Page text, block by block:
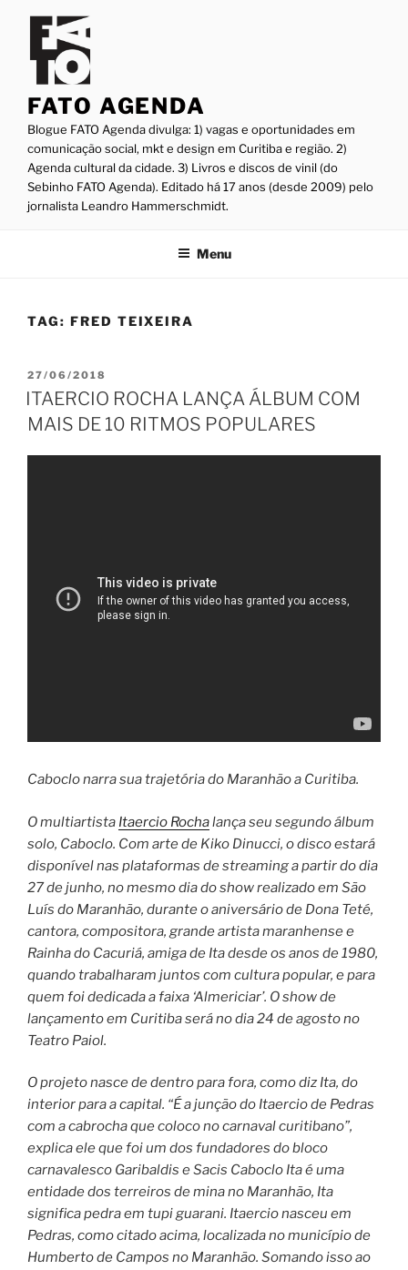
conteúdo
FATO AGENDA
Blogue FATO Agenda divulga: 1) vagas e oportunidades em
comunicação social, mkt e design em Curitiba e região. 2)
Agenda cultural da cidade. 3) Livros e discos de vinil (do
Sebinho FATO Agenda). Editado há 17 anos (desde 2009) pelo
jornalista Leandro Hammerschmidt.
Menu
TAG: FRED TEIXEIRA
PUBLICADO
EM
27/06/2018
ITAERCIO ROCHA LANÇA ÁLBUM COM
MAIS DE 10 RITMOS POPULARES
Caboclo narra sua trajetória do Maranhão a Curitiba.
O multiartista Itaercio Rochalança seu segundo álbum
solo, Caboclo. Com arte de Kiko Dinucci, o disco estará
disponível nas plataformas de streaming a partir do dia
27 de junho, no mesmo dia do show realizado em São
Luís do Maranhão, durante o aniversário de Dona Teté,
cantora, compositora, grande artista maranhense e
Rainha do Cacuriá, amiga de Ita desde os anos de 1980,
quando trabalharam juntos com cultura popular, e para
quem foi dedicada a faixa ‘Almericiar’. O show de
lançamento em Curitiba será no dia 24 de agosto no
Teatro Paiol.
O projeto nasce de dentro para fora, como diz Ita, do
interior para a capital. “É a junção do Itaercio de Pedras
com a cabrocha que coloco no carnaval curitibano”,
explica ele que foi um dos fundadores do bloco
carnavalesco Garibaldis e Sacis Caboclo Ita é uma
entidade dos terreiros de mina no Maranhão, Ita
significa pedra em tupi guarani. Itaercio nasceu em
Pedras, como citado acima, localizada no município de
Humberto de Campos no Maranhão. Somando isso ao